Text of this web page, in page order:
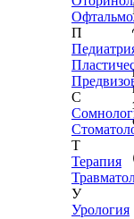
П
С
Т
Терапия
У
Урология